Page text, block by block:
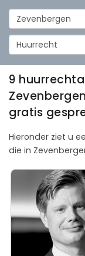
Zevenbergen
Huurrecht
9
gratis
Hieronder ziet u
die in